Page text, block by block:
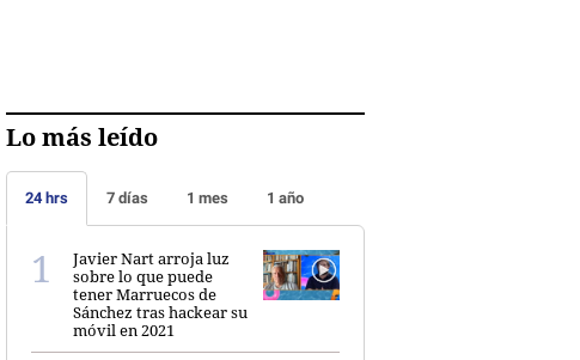
Lo más leído
24 hrs 7 días 1 mes 1 año
Javier Nart arroja luz
sobre lo que puede
tener Marruecos de
Sánchez tras hackear su
móvil en 2021